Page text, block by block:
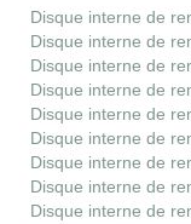
Disque interne de
Disque interne de
Disque interne de
Disque interne de
Disque interne de
Disque interne de
Disque interne de
Disque interne de
Disque interne de